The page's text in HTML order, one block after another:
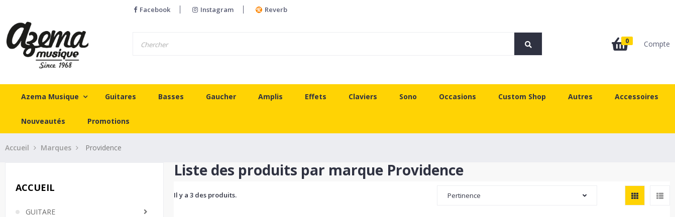
Facebook Instagram Reverb
0 Compte
Azema Musique Guitares Basses Gaucher Amplis Effets Claviers Sono Occasions Custom Shop Autres Accessoires
Nouveautés Promotions
Accueil Marques Providence
ACCUEIL
GUITARE
Liste des produits par marque Providence
Il y a 3 des produits. Pertinence